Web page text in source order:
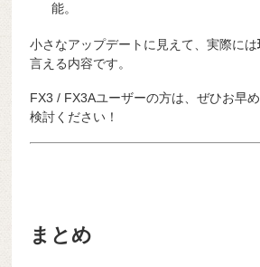
能。
小さなアップデートに見えて、実際には
言える内容です。
FX3 / FX3Aユーザーの方は、ぜひお早
検討ください！
まとめ